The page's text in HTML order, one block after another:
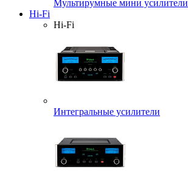
Мультирумные мини усилители
Hi-Fi
Hi-Fi
Интегральные усилители